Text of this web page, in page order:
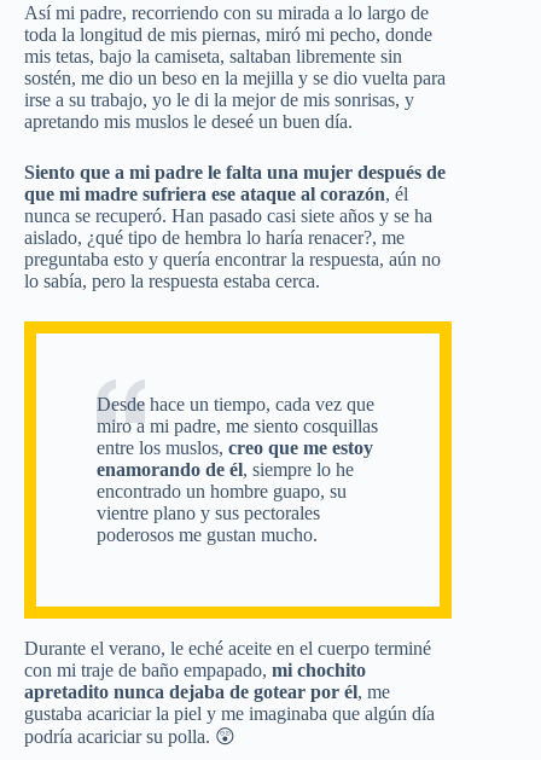
Así mi padre, recorriendo con su mirada a lo largo de
toda la longitud de mis piernas, miró mi pecho, donde
mis tetas, bajo la camiseta, saltaban libremente sin
sostén, me dio un beso en la mejilla y se dio vuelta para
irse a su trabajo, yo le di la mejor de mis sonrisas, y
apretando mis muslos le deseé un buen día.
Siento que a mi padre le falta una mujer después de
que mi madre sufriera ese ataque al corazón, él
nunca se recuperó. Han pasado casi siete años y se ha
aislado, ¿qué tipo de hembra lo haría renacer?, me
preguntaba esto y quería encontrar la respuesta, aún no
lo sabía, pero la respuesta estaba cerca.
Desde hace un tiempo, cada vez que
miro a mi padre, me siento cosquillas
entre los muslos, creo que me estoy
enamorando de él, siempre lo he
encontrado un hombre guapo, su
vientre plano y sus pectorales
poderosos me gustan mucho.
Durante el verano, le eché aceite en el cuerpo terminé
con mi traje de baño empapado, mi chochito
apretadito nunca dejaba de gotear por él, me
gustaba acariciar la piel y me imaginaba que algún día
podría acariciar su polla. 😲